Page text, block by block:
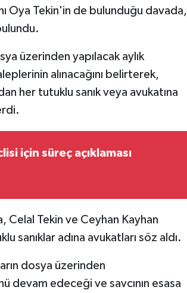
Oya Tekin'in de bulunduğu davada,
üzerinden yapılacak aylık
alınacağını belirterek,
her tutuklu sanık veya avukatına
için süreç açıklaması
Celal Tekin ve Ceyhan Kayhan
adına avukatları söz aldı.
dosya üzerinden
devam edeceği ve savcının esasa